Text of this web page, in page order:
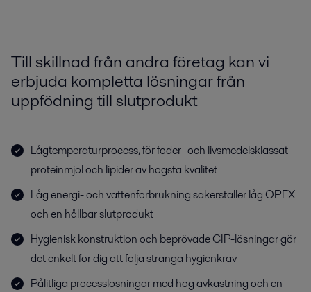
Till skillnad från andra företag kan vi
erbjuda kompletta lösningar från
uppfödning till slutprodukt
Lågtemperaturprocess, för foder- och livsmedelsklassat
proteinmjöl och lipider av högsta kvalitet
Låg energi- och vattenförbrukning säkerställer låg OPEX
och en hållbar slutprodukt
Hygienisk konstruktion och beprövade CIP-lösningar gör
det enkelt för dig att följa stränga hygienkrav
Pålitliga processlösningar med hög avkastning och en